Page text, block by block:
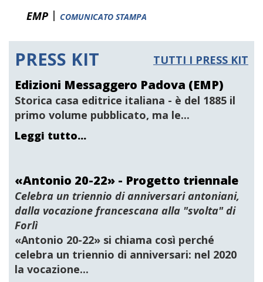
EMP | COMUNICATO STAMPA
PRESS KIT TUTTI I PRESS KIT
Edizioni Messaggero Padova (EMP)
Storica casa editrice italiana - è del 1885 il
primo volume pubblicato, ma le...
Leggi tutto...
«Antonio 20-22» - Progetto triennale
Celebra un triennio di anniversari antoniani,
dalla vocazione francescana alla "svolta" di
Forlì
«Antonio 20-22» si chiama così perché
celebra un triennio di anniversari: nel 2020
la vocazione...